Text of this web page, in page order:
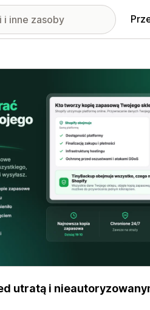
galerii
utratą i